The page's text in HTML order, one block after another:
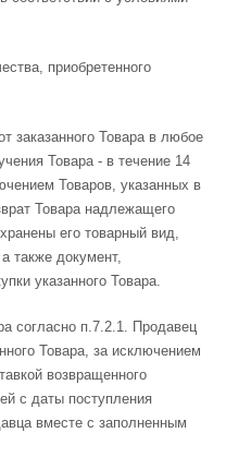
приобретенного
заказанного Товара в любое
Товара - в течение 14
Товаров, указанных в
Товара надлежащего
его товарный вид,
также документ,
указанного Товара.
согласно п.7.2.1. Продавец
Товара, за исключением
возвращенного
с даты поступления
вместе с заполненным